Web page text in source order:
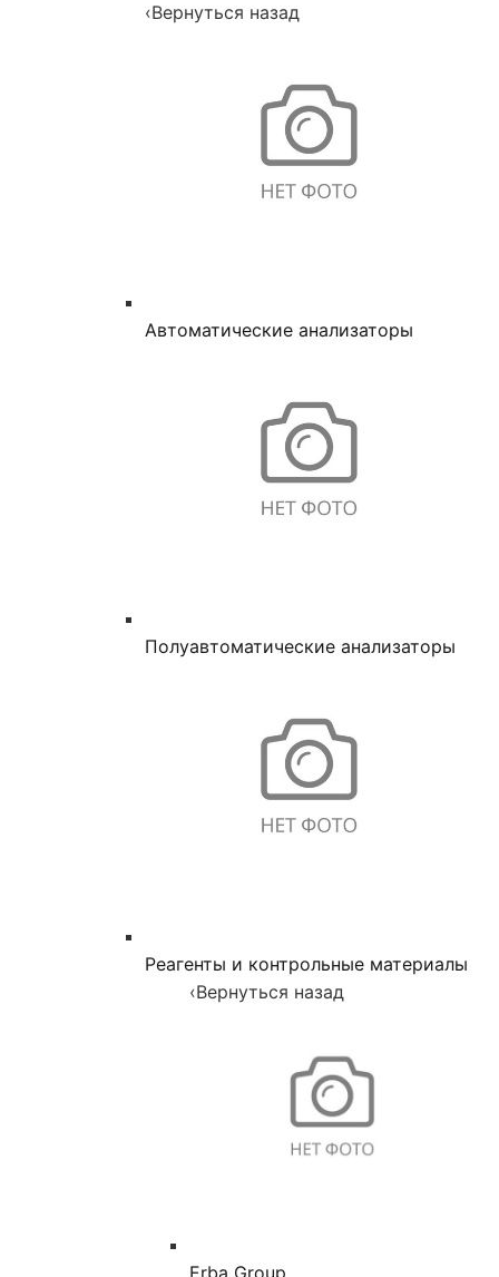
‹Вернуться назад
Автоматические анализаторы
Полуавтоматические анализаторы
Реагенты и контрольные материалы
‹Вернуться назад
Erba Group